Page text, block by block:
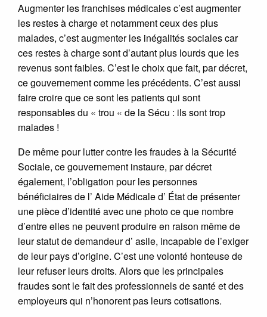
Augmenter les franchises médicales c’est augmenter
les restes à charge et notamment ceux des plus
malades, c’est augmenter les inégalités sociales car
ces restes à charge sont d’autant plus lourds que les
revenus sont faibles. C’est le choix que fait, par décret,
ce gouvernement comme les précédents. C’est aussi
faire croire que ce sont les patients qui sont
responsables du « trou « de la Sécu : ils sont trop
malades !
De même pour lutter contre les fraudes à la Sécurité
Sociale, ce gouvernement instaure, par décret
également, l’obligation pour les personnes
bénéficiaires de l’ Aide Médicale d’ État de présenter
une pièce d’identité avec une photo ce que nombre
d’entre elles ne peuvent produire en raison même de
leur statut de demandeur d’ asile, incapable de l’exiger
de leur pays d’origine. C’est une volonté honteuse de
leur refuser leurs droits. Alors que les principales
fraudes sont le fait des professionnels de santé et des
employeurs qui n’honorent pas leurs cotisations.